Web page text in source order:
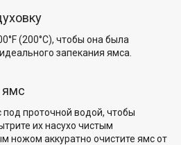
(200°C), чтобы она была
запекания ямса.
ямс
проточной водой, чтобы
их насухо чистым
ножом аккуратно очистите ямс от